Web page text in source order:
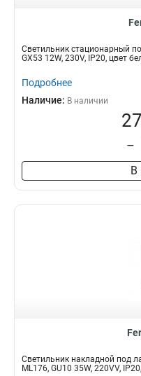
Светильник стационарный
GX53 12W, 230V, IP20, цвет
Подробнее
Наличие: В наличии
–
В
Светильник накладной под
ML176, GU10 35W, 220VV,